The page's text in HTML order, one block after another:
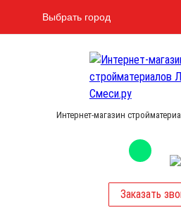
Выбрать город
Интернет-магазин
Заказать